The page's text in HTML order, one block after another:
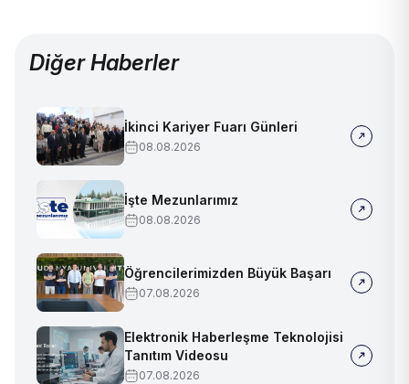
Diğer Haberler
İkinci Kariyer Fuarı Günleri
08.08.2026
İşte Mezunlarımız
08.08.2026
Öğrencilerimizden Büyük Başarı
07.08.2026
Elektronik Haberleşme Teknolojisi
Tanıtım Videosu
07.08.2026